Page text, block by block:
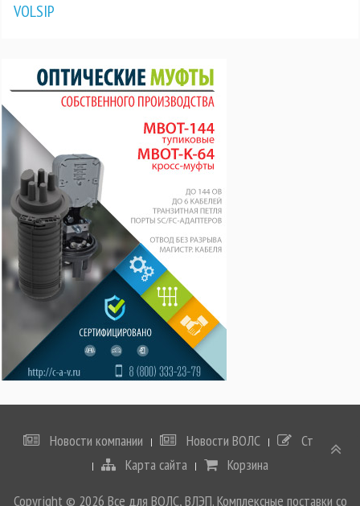
VOLSIP
Новости компании Новости ВОЛС
Статьи
Карта сайта
Корзина
Copyright © 2026 Все для ВОЛС, ВЛЭП. Комплексные поставки со